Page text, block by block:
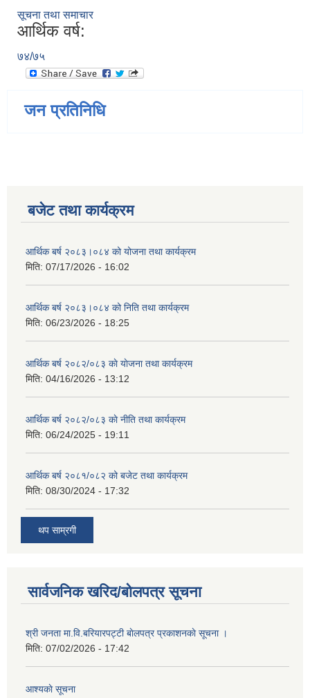
सूचना तथा समाचार
आर्थिक वर्ष:
७४/७५
जन प्रतिनिधि
बजेट तथा कार्यक्रम
आर्थिक बर्ष २०८३।०८४ को योजना तथा कार्यक्रम
मिति: 07/17/2026 - 16:02
आर्थिक बर्ष २०८३।०८४ को निति तथा कार्यक्रम
मिति: 06/23/2026 - 18:25
आर्थिक बर्ष २०८२/०८३ काे याेजना तथा कार्यक्रम
मिति: 04/16/2026 - 13:12
आर्थिक बर्ष २०८२/०८३ काे नीति तथा कार्यक्रम
मिति: 06/24/2025 - 19:11
आर्थिक बर्ष २०८१/०८२ को बजेट तथा कार्यक्रम
मिति: 08/30/2024 - 17:32
थप साम्रगी
सार्वजनिक खरिद/बोलपत्र सूचना
श्री जनता मा.वि.बरियारपट्टी बाेलपत्र प्रकाशनकाे सूचना ।
मिति: 07/02/2026 - 17:42
आश्यकाे सूचना